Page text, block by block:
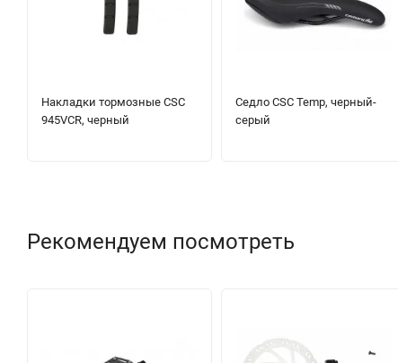
Накладки тормозные CSC
945VCR, черный
Седло CSC Temp, черный-
серый
Рекомендуем посмотреть